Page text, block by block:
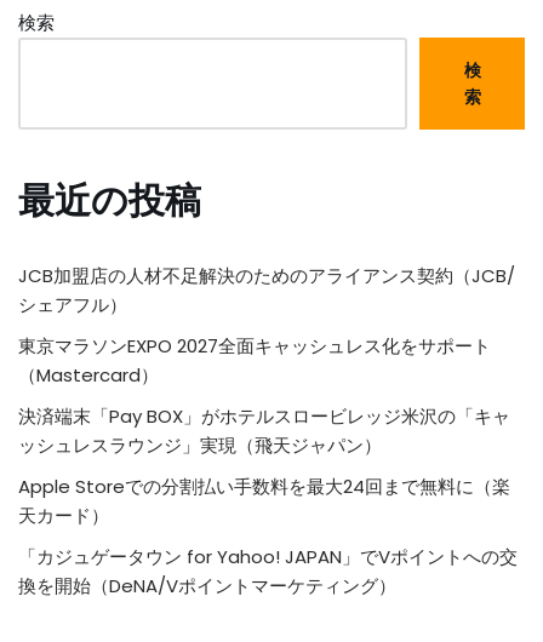
検索
検
索
最近の投稿
JCB加盟店の人材不足解決のためのアライアンス契約（JCB/
シェアフル）
東京マラソンEXPO 2027全面キャッシュレス化をサポート
（Mastercard）
決済端末「Pay BOX」がホテルスロービレッジ米沢の「キャ
ッシュレスラウンジ」実現（飛天ジャパン）
Apple Storeでの分割払い手数料を最大24回まで無料に（楽
天カード）
「カジュゲータウン for Yahoo! JAPAN」でVポイントへの交
換を開始（DeNA/Vポイントマーケティング）